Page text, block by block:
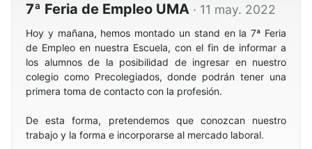
7ª Feria de Empleo UMA · 11 may. 2022
Hoy y mañana, hemos montado un stand en la 7ª Feria
de Empleo en nuestra Escuela, con el fin de informar a
los alumnos de la posibilidad de ingresar en nuestro
colegio como Precolegiados, donde podrán tener una
primera toma de contacto con la profesión.
De esta forma, pretendemos que conozcan nuestro
trabajo y la forma e incorporarse al mercado laboral.